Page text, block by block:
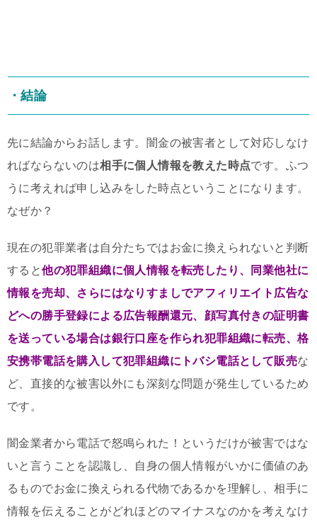
・結論
先に結論からお話します。闇金の被害者として対応しなけ
ればならないのは相手に個人情報を教えた時点です。ふつ
うに考えれば申し込みをした時点ということになります。
なぜか？
現在の犯罪業者は自分たちではお金に換えられないと判断
すると他の犯罪組織に個人情報を転売したり、同業他社に
情報を売却、さらにはなりすましでアフィリエイト広告な
どへの勝手登録による広告報酬還元、顔写真付きの証明書
を送っている場合は銀行口座を作られ犯罪組織に転売、格
安携帯電話を購入して犯罪組織にトバシ電話として販売な
ど、直接的な被害以外にも深刻な問題が発生しているため
です。
闇金業者から電話で怒鳴られた！というだけが被害ではな
いと言うことを認識し、自身の個人情報がいかに価値のあ
るものでお金に換えられる代物であるかを理解し、相手に
情報を伝えることがどれほどのマイナスなのかを考えなけ